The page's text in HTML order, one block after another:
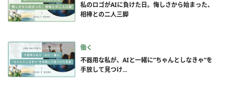
私のロゴがAIに負けた日。悔しさから始まった、
相棒との二人三脚
働く
不器用な私が、AIと一緒に”ちゃんとしなきゃ”を
手放して見つけ...